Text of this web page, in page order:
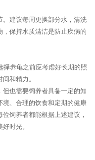
。建议每周更换部分水，清洗
保持水质清洁是防止疾病的
择养龟之前应考虑好长期的照
和精力。
也需要饲养者具备一定的知
、合理的饮食和定期的健康
饲养者都能根据上述建议，
时光。